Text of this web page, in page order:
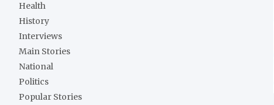
Health
History
Interviews
Main Stories
National
Politics
Popular Stories